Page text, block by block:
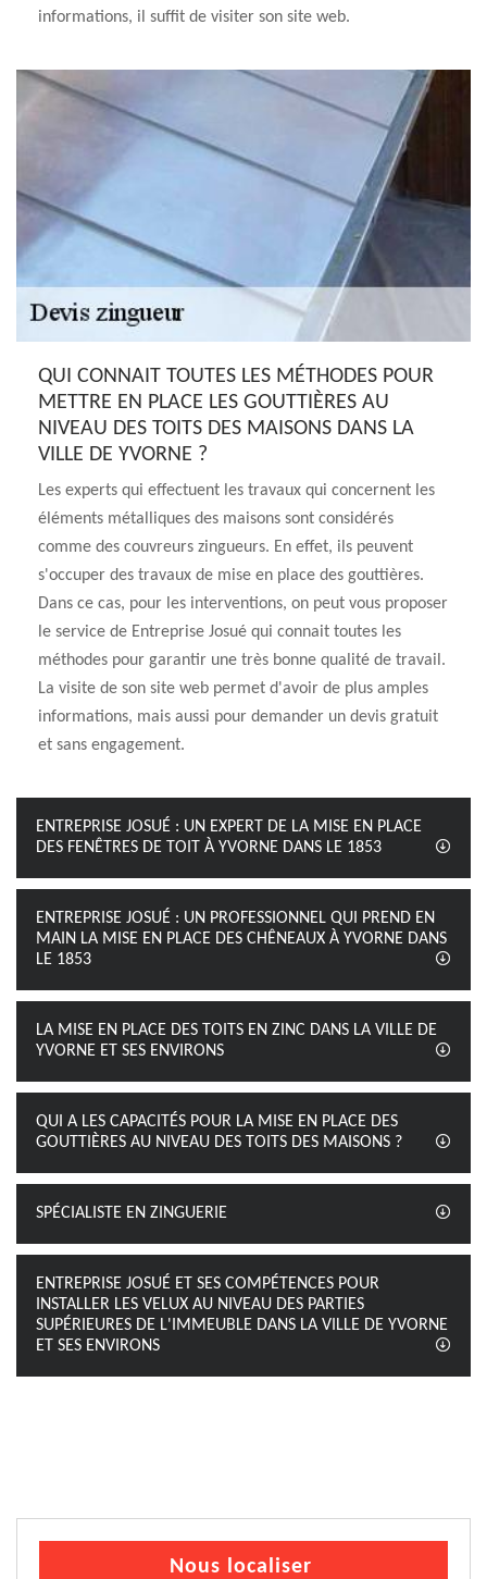
informations, il suffit de visiter son site web.
QUI CONNAIT TOUTES LES MÉTHODES POUR
METTRE EN PLACE LES GOUTTIÈRES AU
NIVEAU DES TOITS DES MAISONS DANS LA
VILLE DE YVORNE ?
Les experts qui effectuent les travaux qui concernent les
éléments métalliques des maisons sont considérés
comme des couvreurs zingueurs. En effet, ils peuvent
s'occuper des travaux de mise en place des gouttières.
Dans ce cas, pour les interventions, on peut vous proposer
le service de Entreprise Josué qui connait toutes les
méthodes pour garantir une très bonne qualité de travail.
La visite de son site web permet d'avoir de plus amples
informations, mais aussi pour demander un devis gratuit
et sans engagement.
ENTREPRISE JOSUÉ : UN EXPERT DE LA MISE EN PLACE
DES FENÊTRES DE TOIT À YVORNE DANS LE 1853
ENTREPRISE JOSUÉ : UN PROFESSIONNEL QUI PREND EN
MAIN LA MISE EN PLACE DES CHÊNEAUX À YVORNE DANS
LE 1853
LA MISE EN PLACE DES TOITS EN ZINC DANS LA VILLE DE
YVORNE ET SES ENVIRONS
QUI A LES CAPACITÉS POUR LA MISE EN PLACE DES
GOUTTIÈRES AU NIVEAU DES TOITS DES MAISONS ?
SPÉCIALISTE EN ZINGUERIE
ENTREPRISE JOSUÉ ET SES COMPÉTENCES POUR
INSTALLER LES VELUX AU NIVEAU DES PARTIES
SUPÉRIEURES DE L'IMMEUBLE DANS LA VILLE DE YVORNE
ET SES ENVIRONS
Nous localiser